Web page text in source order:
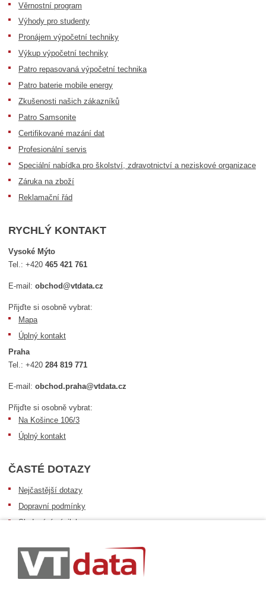
Věrnostní program
Výhody pro studenty
Pronájem výpočetní techniky
Výkup výpočetní techniky
Patro repasovaná výpočetní technika
Patro baterie mobile energy
Zkušenosti našich zákazníků
Patro Samsonite
Certifikované mazání dat
Profesionální servis
Speciální nabídka pro školství, zdravotnictví a neziskové organizace
Záruka na zboží
Reklamační řád
RYCHLÝ KONTAKT
Vysoké Mýto
Tel.:+420465 421 761
E-mail:obchod@vtdata.cz
Přijďte si osobně vybrat:
Mapa
Úplný kontakt
Praha
Tel.:+420284 819 771
E-mail:obchod.praha@vtdata.cz
Přijďte si osobně vybrat:
Na Košince 106/3
Úplný kontakt
ČASTÉ DOTAZY
Nejčastější dotazy
Dopravní podmínky
Sledování zásilek
Informace k dostupnosti zboží
Obecné informace